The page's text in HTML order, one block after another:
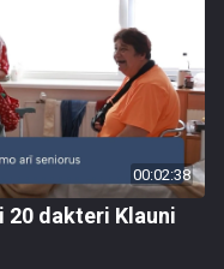
00:02:38
20 dakteri Klauni